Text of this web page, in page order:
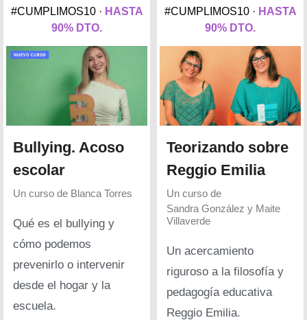
#CUMPLIMOS10 · HASTA
90% DTO.
Bullying. Acoso
escolar
Un curso de Blanca Torres
Qué es el bullying y
cómo podemos
prevenirlo o intervenir
desde el hogar y la
escuela.
#CUMPLIMOS10 · HASTA
90% DTO.
Teorizando sobre
Reggio Emilia
Un curso de
Sandra González y Maite
Villaverde
Un acercamiento
riguroso a la filosofía y
pedagogía educativa
Reggio Emilia.